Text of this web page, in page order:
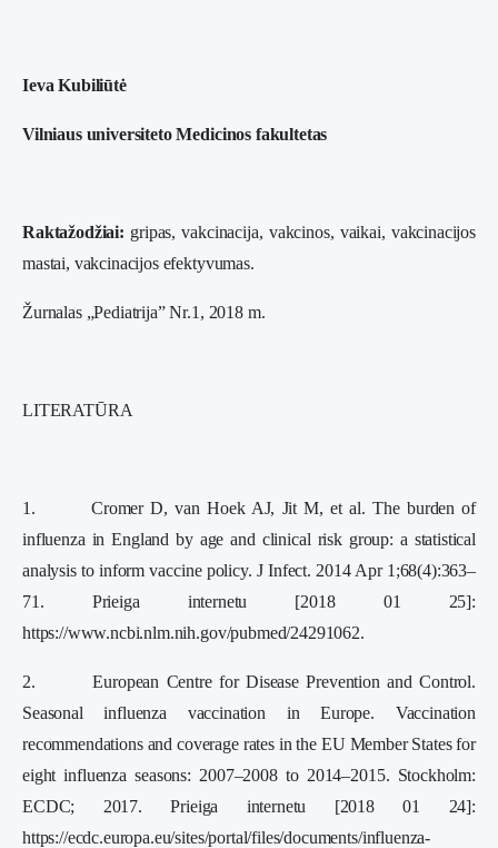
Ieva Kubiliūtė
Vilniaus universiteto Medicinos fakultetas
Raktažodžiai: gripas, vakcinacija, vakcinos, vaikai, vakcinacijos
mastai, vakcinacijos efektyvumas.
Žurnalas „Pediatrija” Nr.1, 2018 m.
LITERATŪRA
1. Cromer D, van Hoek AJ, Jit M, et al. The burden of
influenza in England by age and clinical risk group: a statistical
analysis to inform vaccine policy. J Infect. 2014 Apr 1;68(4):363–
71. Prieiga internetu [2018 01 25]:
https://www.ncbi.nlm.nih.gov/pubmed/24291062.
2. European Centre for Disease Prevention and Control.
Seasonal influenza vaccination in Europe. Vaccination
recommendations and coverage rates in the EU Member States for
eight influenza seasons: 2007–2008 to 2014–2015. Stockholm:
ECDC; 2017. Prieiga internetu [2018 01 24]:
https://ecdc.europa.eu/sites/portal/files/documents/influenza-